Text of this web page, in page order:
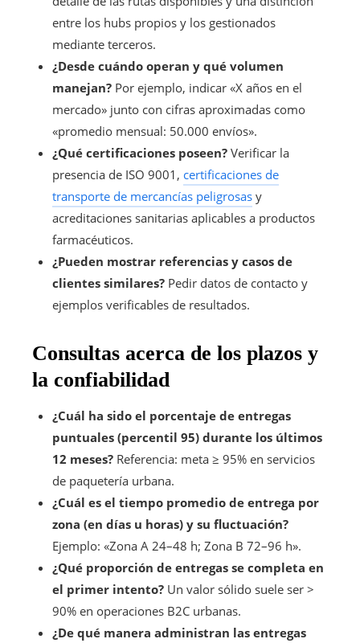
entre los hubs propios y los gestionados
mediante terceros.
¿Desde cuándo operan y qué volumen
manejan? Por ejemplo, indicar «X años en el
mercado» junto con cifras aproximadas como
«promedio mensual: 50.000 envíos».
¿Qué certificaciones poseen? Verificar la
presencia de ISO 9001, certificaciones de
transporte de mercancías peligrosas y
acreditaciones sanitarias aplicables a productos
farmacéuticos.
¿Pueden mostrar referencias y casos de
clientes similares? Pedir datos de contacto y
ejemplos verificables de resultados.
Consultas acerca de los plazos y
la confiabilidad
¿Cuál ha sido el porcentaje de entregas
puntuales (percentil 95) durante los últimos
12 meses? Referencia: meta ≥ 95% en servicios
de paquetería urbana.
¿Cuál es el tiempo promedio de entrega por
zona (en días u horas) y su fluctuación?
Ejemplo: «Zona A 24–48 h; Zona B 72–96 h».
¿Qué proporción de entregas se completa en
el primer intento? Un valor sólido suele ser >
90% en operaciones B2C urbanas.
¿De qué manera administran las entregas